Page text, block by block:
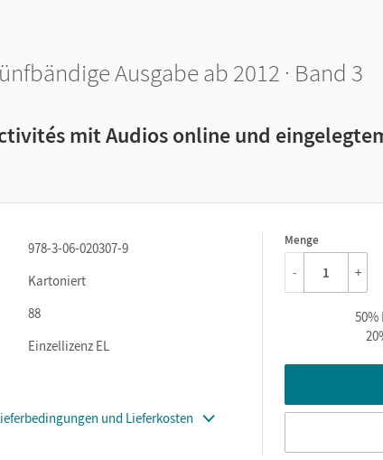
Ausgabe ab 2012 · Band 3
mit Audios online und
978-3-06-020307-9
Kartoniert
88
Einzellizenz EL
und Lieferkosten
Menge
1
- +
50%